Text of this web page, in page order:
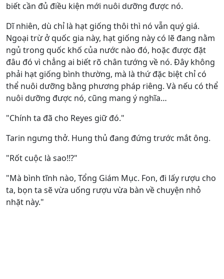
biết cần đủ điều kiện mới nuôi dưỡng được nó.
Dĩ nhiên, dù chỉ là hạt giống thôi thì nó vẫn quý giá.
Ngoại trừ ở quốc gia này, hạt giống này có lẽ đang nằm
ngủ trong quốc khố của nước nào đó, hoặc được đặt
đâu đó vì chẳng ai biết rõ chân tướng về nó. Đây không
phải hạt giống bình thường, mà là thứ đặc biệt chỉ có
thể nuôi dưỡng bằng phương pháp riêng. Và nếu có thể
nuôi dưỡng được nó, cũng mang ý nghĩa…
"Chính ta đã cho Reyes giữ đó."
Tarin ngưng thở. Hung thủ đang đứng trước mắt ông.
"Rốt cuộc là sao!!?"
"Mà bình tĩnh nào, Tổng Giám Mục. Fon, đi lấy rượu cho
ta, bọn ta sẽ vừa uống rượu vừa bàn về chuyện nhỏ
nhặt này."